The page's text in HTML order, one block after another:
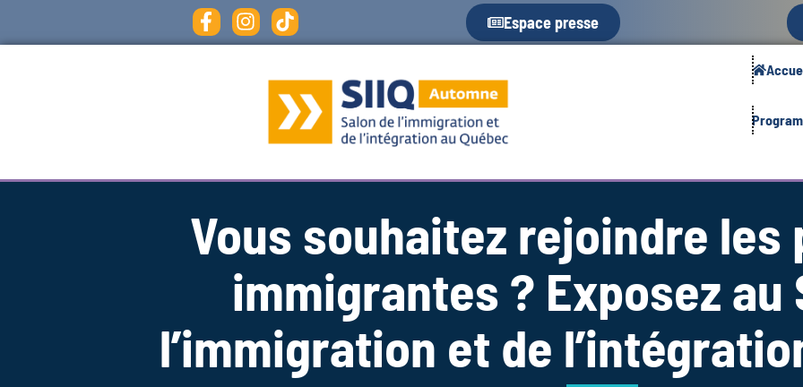
Espace presse
Vous souhaitez rejoindre les
immigrantes ? Exposez au
l’immigration et de